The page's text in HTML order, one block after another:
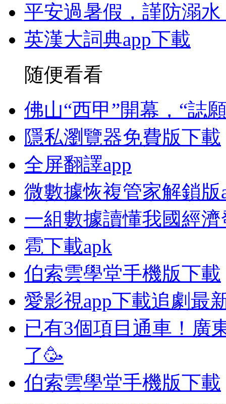
平安過暑假，謹防溺
英漢大詞典app下載
随便看看
佛山“西甲”開幕，“誌
隱私瀏覽器免費版下載
全屏翻譯app
微數據恢複管家解鎖版
一組數據讀懂我國經
雹下載apk
伯索雲學堂手機版下載
愛影視app下載追劇最
已有3個項目通車！廣
了🥳
伯索雲學堂手機版下載